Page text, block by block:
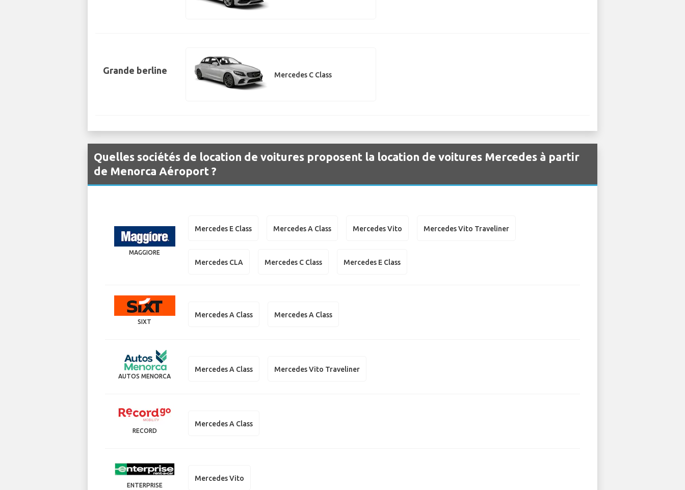
Grande berline Mercedes C Class
Quelles sociétés de location de voitures proposent la location de voitures Mercedes à partir
de Menorca Aéroport ?
MAGGIORE
Mercedes E Class Mercedes A Class Mercedes Vito Mercedes Vito Traveliner
Mercedes CLA Mercedes C Class Mercedes E Class
SIXT
Mercedes A Class Mercedes A Class
AUTOS MENORCA
Mercedes A Class Mercedes Vito Traveliner
RECORD
Mercedes A Class
ENTERPRISE
Mercedes Vito